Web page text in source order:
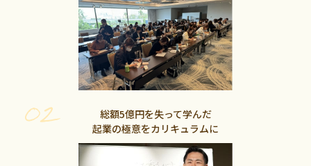
総額5億円を失って学んだ
起業の極意をカリキュラムに